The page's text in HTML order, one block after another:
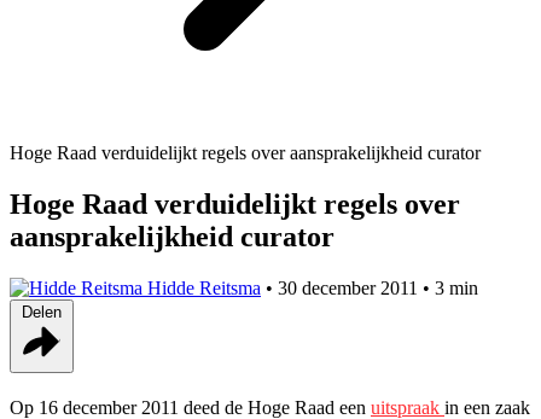
Hoge Raad verduidelijkt regels over aansprakelijkheid curator
Hoge Raad verduidelijkt regels over
aansprakelijkheid curator
Hidde Reitsma • 30 december 2011 • 3 min
Op 16 december 2011 deed de Hoge Raad een uitspraak in een zaak